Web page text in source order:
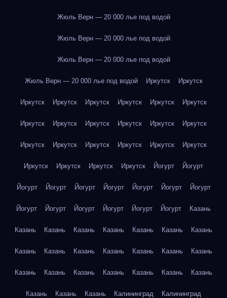
Жюль Верн — 20 000 лье под водой
Жюль Верн — 20 000 лье под водой
Жюль Верн — 20 000 лье под водой
Жюль Верн — 20 000 лье под водой Иркутск Иркутск
Иркутск Иркутск Иркутск Иркутск Иркутск Иркутск
Иркутск Иркутск Иркутск Иркутск Иркутск Иркутск
Иркутск Иркутск Иркутск Иркутск Иркутск Иркутск
Иркутск Иркутск Иркутск Иркутск Йогурт Йогурт
Йогурт Йогурт Йогурт Йогурт Йогурт Йогурт Йогурт
Йогурт Йогурт Йогурт Йогурт Йогурт Йогурт Казань
Казань Казань Казань Казань Казань Казань Казань
Казань Казань Казань Казань Казань Казань Казань
Казань Казань Казань Казань Казань Казань Казань
Казань Казань Казань Калининград Калининград